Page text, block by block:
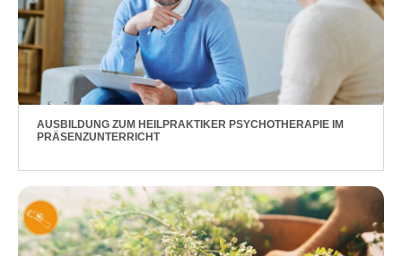
AUSBILDUNG ZUM HEILPRAKTIKER PSYCHOTHERAPIE IM
PRÄSENZUNTERRICHT